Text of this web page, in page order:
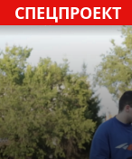
СПЕЦПРОЕКТ